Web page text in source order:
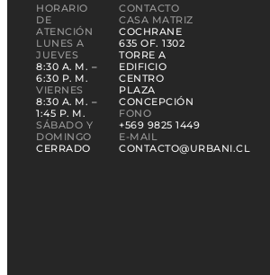
HORARIO
DE
ATENCIÓN
LUNES A
JUEVES
8:30 A. M. –
6:30 P. M.
VIERNES
8:30 A. M. –
1:45 P. M.
SÁBADO Y
DOMINGO
CERRADO
CONTACTO
CASA MATRIZ
COCHRANE
635 OF. 1302
TORRE A
EDIFICIO
CENTRO
PLAZA
CONCEPCIÓN
FONO
+569 9825 1449
E-MAIL
CONTACTO@URBANI.CL